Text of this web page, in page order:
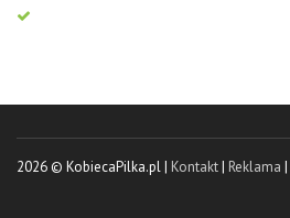
2026 © KobiecaPilka.pl | Kontakt| Reklama |